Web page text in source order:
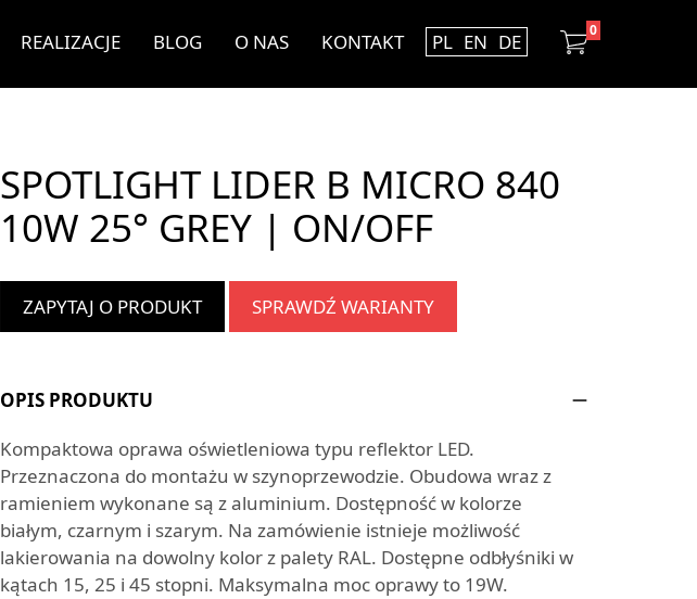
0
REALIZACJE BLOG O NAS KONTAKT PL EN DE
SPOTLIGHT LIDER B MICRO 840
10W 25° GREY | ON/OFF
ZAPYTAJ O PRODUKT SPRAWDŹ WARIANTY
OPIS PRODUKTU
Kompaktowa oprawa oświetleniowa typu reflektor LED.
Przeznaczona do montażu w szynoprzewodzie. Obudowa wraz z
ramieniem wykonane są z aluminium. Dostępność w kolorze
białym, czarnym i szarym. Na zamówienie istnieje możliwość
lakierowania na dowolny kolor z palety RAL. Dostępne odbłyśniki w
kątach 15, 25 i 45 stopni. Maksymalna moc oprawy to 19W.